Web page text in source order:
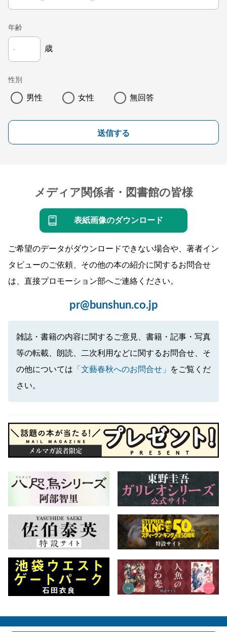
年齢
歳
性別
男性 女性 無回答
送信する
メディア関係者・図書館の皆様
表紙画像のダウンロード
ご希望のデータがダウンロードできない場合や、著者イン
タビューのご依頼、その他の本の紹介に関するお問合せ
は、直接プロモーション部へご連絡ください。
pr@bunshun.co.jp
雑誌・書籍の内容に関するご意見、書籍・記事・写真
等の転載、朗読、二次利用などに関するお問合せ、そ
の他については 「文藝春秋へのお問合せ」
をご覧くだ
さい。